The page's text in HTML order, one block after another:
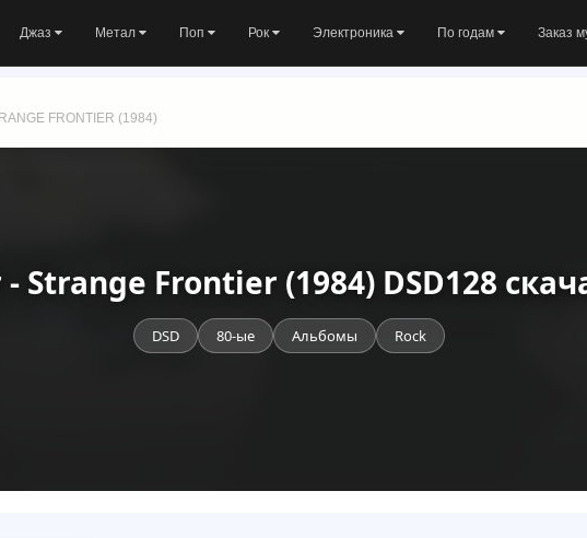
Джаз Метал Поп Рок Электроника По годам Заказ
FRONTIER (1984)
Strange Frontier (1984) DSD128
DSD 80-ые Альбомы Rock